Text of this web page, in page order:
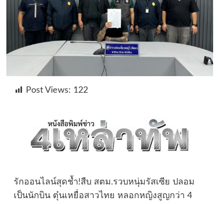
Post Views: 122
รักออนไลน์สุดช้ำ!สืบ สตม.รวบหนุ่มรัสเซีย ปลอม
เป็นนักบิน ตุ๋นเหยื่อสาวไทย หลอกหญิงสูญกว่า 4